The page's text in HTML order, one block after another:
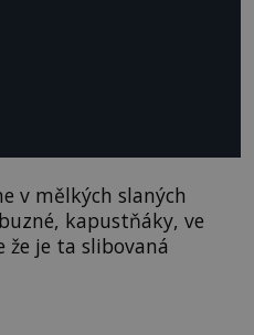
v mělkých slaných
kapustňáky, ve
že je ta slibovaná